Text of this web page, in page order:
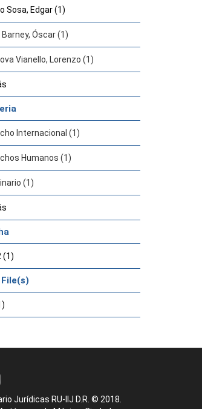
Sosa, Edgar (1)
Óscar (1)
Vianello, Lorenzo (1)
Internacional (1)
Humanos (1)
(1)
(1)
Jurídicas RU-IIJ D.R. © 2018.